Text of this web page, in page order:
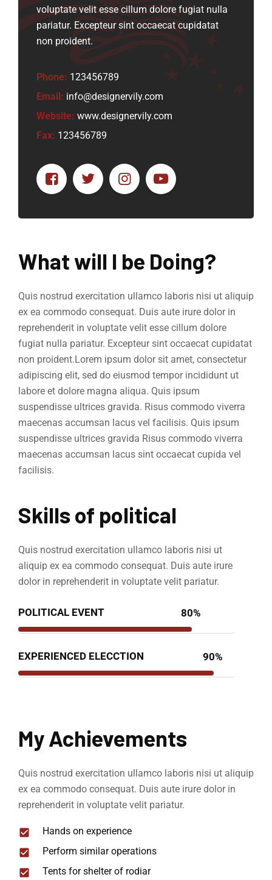
voluptate velit esse cillum dolore fugiat nulla
pariatur. Excepteur sint occaecat cupidatat
non proident.
Phone: 123456789
Email: info@designervily.com
Website: www.designervily.com
Fax: 123456789
What will I be Doing?
Quis nostrud exercitation ullamco laboris nisi ut aliquip
ex ea commodo consequat. Duis aute irure dolor in
reprehenderit in voluptate velit esse cillum dolore
fugiat nulla pariatur. Excepteur sint occaecat cupidatat
non proident.Lorem ipsum dolor sit amet, consectetur
adipiscing elit, sed do eiusmod tempor incididunt ut
labore et dolore magna aliqua. Quis ipsum
suspendisse ultrices gravida. Risus commodo viverra
maecenas accumsan lacus vel facilisis. Quis ipsum
suspendisse ultrices gravida Risus commodo viverra
maecenas accumsan lacus sint occaecat cupida vel
facilisis.
Skills of political
Quis nostrud exercitation ullamco laboris nisi ut
aliquip ex ea commodo consequat. Duis aute irure
dolor in reprehenderit in voluptate velit pariatur.
POLITICAL EVENT 80%
EXPERIENCED ELECCTION 90%
My Achievements
Quis nostrud exercitation ullamco laboris nisi ut aliquip
ex ea commodo consequat. Duis aute irure dolor in
reprehenderit in voluptate velit pariatur.
Hands on experience
Perform similar operations
Tents for shelter of rodiar